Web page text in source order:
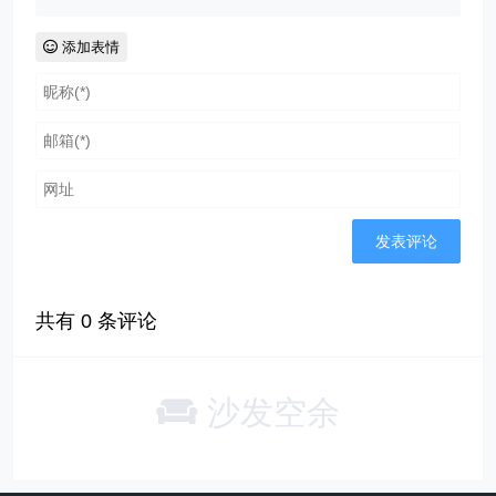
添加表情
共有0 条评论
沙发空余